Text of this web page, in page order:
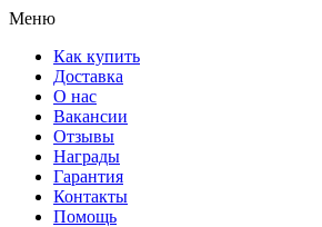
Меню
Как купить
Доставка
О нас
Вакансии
Отзывы
Награды
Гарантия
Контакты
Помощь